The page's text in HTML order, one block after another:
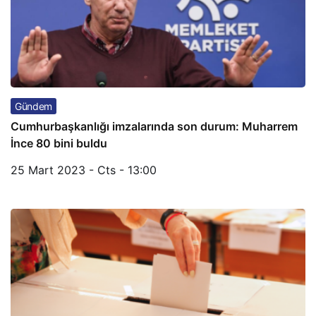
Gündem
Cumhurbaşkanlığı imzalarında son durum: Muharrem
İnce 80 bini buldu
25 Mart 2023 - Cts - 13:00